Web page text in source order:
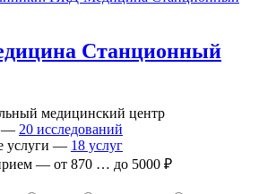
Станционный
медицинский центр
— 20 исследований
услуги — 18 услуг
— от 870 … до 5000 ₽